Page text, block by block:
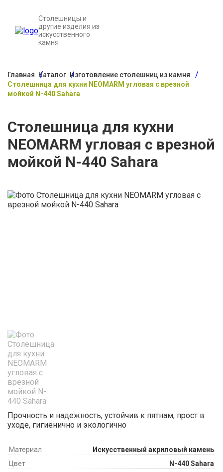
Столешницы и
другие изделия из
искусственного
камня
Главная Каталог Изготовление столешниц из камня
Столешница для кухни NEOMARM угловая с врезной
мойкой N-440 Sahara
Столешница для кухни
NEOMARM угловая с врезной
мойкой N-440 Sahara
Прочность и надежность, устойчив к пятнам, прост в
уходе, гигиенично и экологично
Материал
Искусственный акриловый камень
Цвет
N-440 Sahara